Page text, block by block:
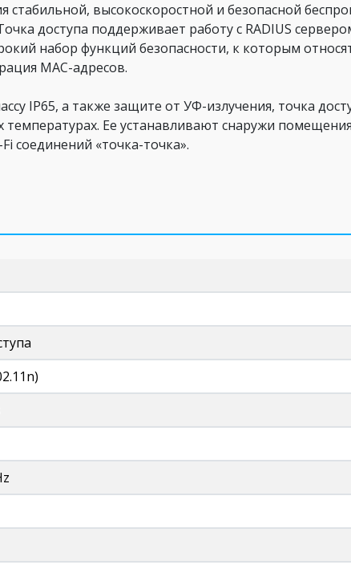
высокоскоростной и безопасной
доступа поддерживает работу с RADIUS
набор функций безопасности, к которым
MAC-адресов.
IP65, а также защите от УФ-излучения, точка
Ее устанавливают снаружи
соединений «точка-точка».